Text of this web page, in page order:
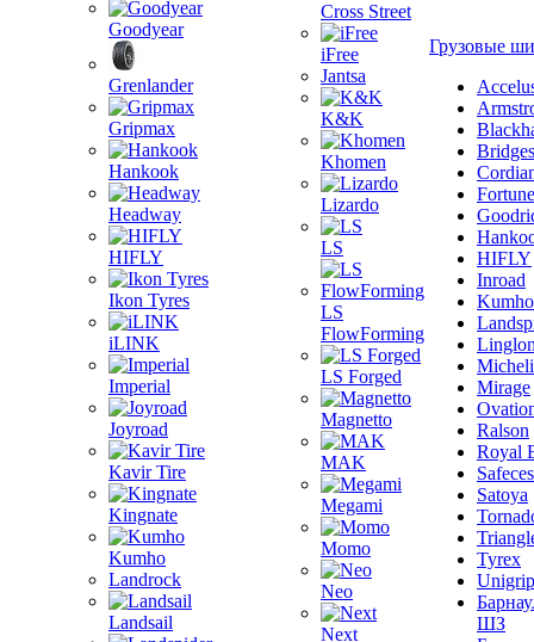
Goodyear
Grenlander
Gripmax
Hankook
Headway
HIFLY
Ikon Tyres
iLINK
Imperial
Joyroad
Kavir Tire
Kingnate
Kumho
Landrock
Landsail
Cross Street
iFree
Jantsa
K&K
Khomen
Lizardo
LS
LS
FlowForming
LS Forged
Magnetto
MAK
Megami
Momo
Neo
Next
Грузовые
Fortune
HIFLY
Inroad
Kumho
Mirage
Ralson
Royal
Satoya
Tyrex
Unigrip
ШЗ